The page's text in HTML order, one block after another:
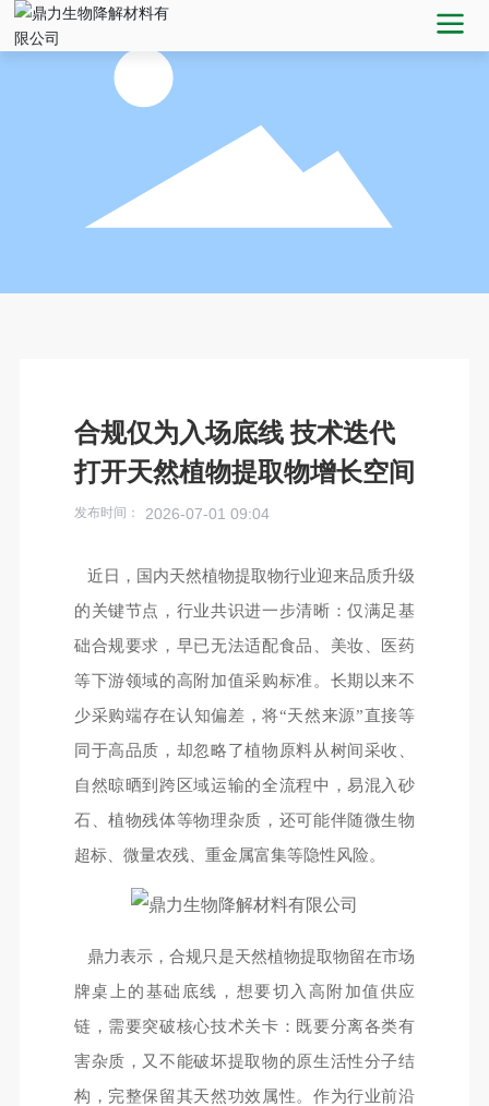
合规仅为入场底线 技术迭代
打开天然植物提取物增长空间
发布时间： 2026-07-01 09:04
近日，国内天然植物提取物行业迎来品质升级
的关键节点，行业共识进一步清晰：仅满足基
础合规要求，早已无法适配食品、美妆、医药
等下游领域的高附加值采购标准。长期以来不
少采购端存在认知偏差，将“天然来源”直接等
同于高品质，却忽略了植物原料从树间采收、
自然晾晒到跨区域运输的全流程中，易混入砂
石、植物残体等物理杂质，还可能伴随微生物
超标、微量农残、重金属富集等隐性风险。
鼎力表示，合规只是天然植物提取物留在市场
牌桌上的基础底线，想要切入高附加值供应
链，需要突破核心技术关卡：既要分离各类有
害杂质，又不能破坏提取物的原生活性分子结
构，完整保留其天然功效属性。作为行业前沿